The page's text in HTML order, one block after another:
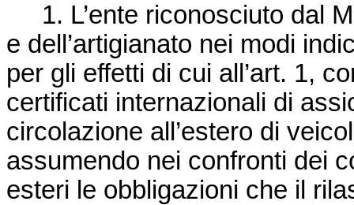
1. L’ente riconosciuto dal
e dell’artigianato nei modi
per gli effetti di cui all’art. 1,
certificati internazionali di
circolazione all’estero di
assumendo nei confronti dei
esteri le obbligazioni che il